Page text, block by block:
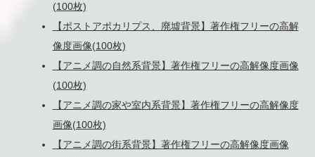
(100枚)
【ポストアポカリプス、廃墟背景】著作権フリーの高解
像度画像(100枚)
【アニメ調の自然系背景】著作権フリーの高解像度画像
(100枚)
【アニメ調の家や室内系背景】著作権フリーの高解像度
画像(100枚)
【アニメ調の街系背景】著作権フリーの高解像度画像